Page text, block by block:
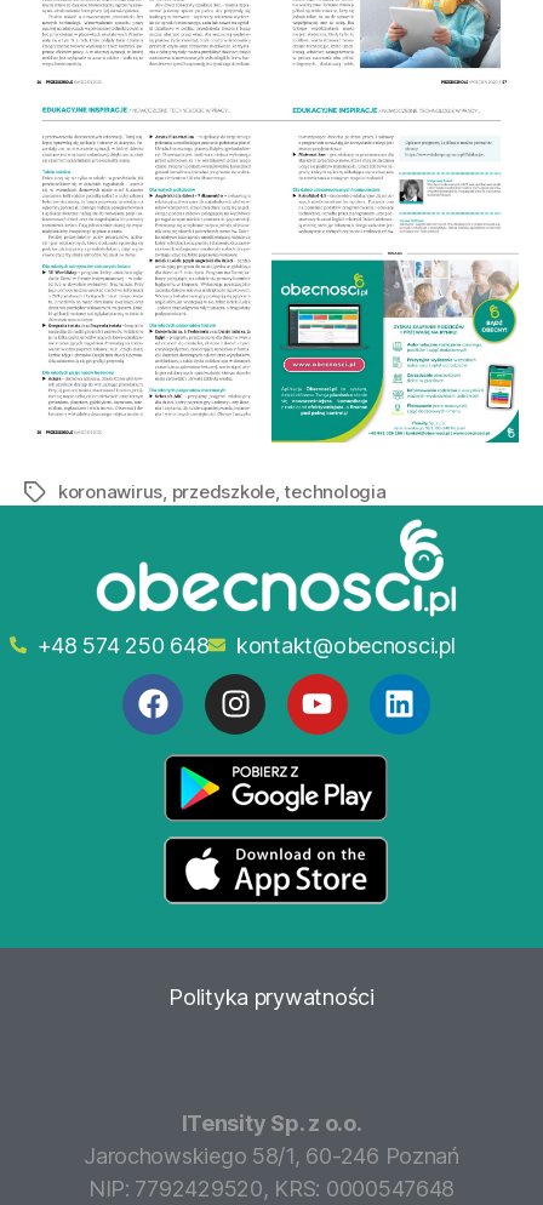
koronawirus przedszkole,technologia
+48 574 250 648 kontakt@obecnosci.pl
Polityka prywatności
ITensity Sp. z o.o.
Jarochowskiego 58/1, 60-246 Poznań
NIP: 7792429520, KRS: 0000547648